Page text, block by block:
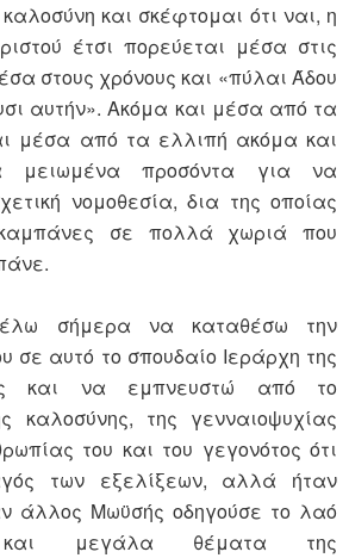
και σκέφτομαι ότι ναι, η
έτσι πορεύεται μέσα στις
στους χρόνους και «πύλαι Άδου
αυτήν». Ακόμα και μέσα από τα
μέσα από τα ελλιπή ακόμα και
προσόντα για να
νομοθεσία, δια της οποίας
σε πολλά χωριά που
σήμερα να καταθέσω την
σε αυτό το σπουδαίο Ιεράρχη της
και να εμπνευστώ από το
καλοσύνης, της γενναιοψυχίας
του και του γεγονότος ότι
των εξελίξεων, αλλά ήταν
άλλος Μωϋσής οδηγούσε το λαό
μεγάλα θέματα της